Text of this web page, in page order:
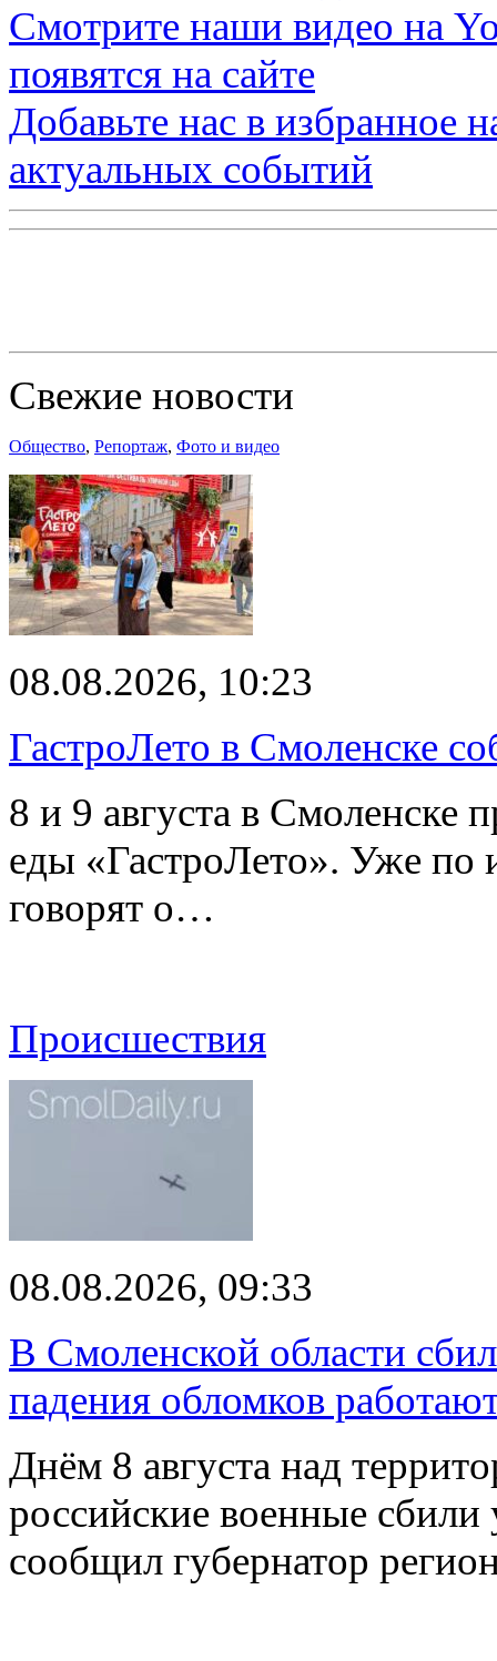
Смотрите наши видео на
появятся на сайте
Добавьте нас в избранное
актуальных событий
Свежие новости
Общество, Репортаж, Фото и видео
08.08.2026, 10:23
ГастроЛето в Смоленске
8 и 9 августа в Смоленске
еды «ГастроЛето». Уже по
говорят о…
Происшествия
08.08.2026, 09:33
В Смоленской области
падения обломков
Днём 8 августа над
российские военные
сообщил губернатор